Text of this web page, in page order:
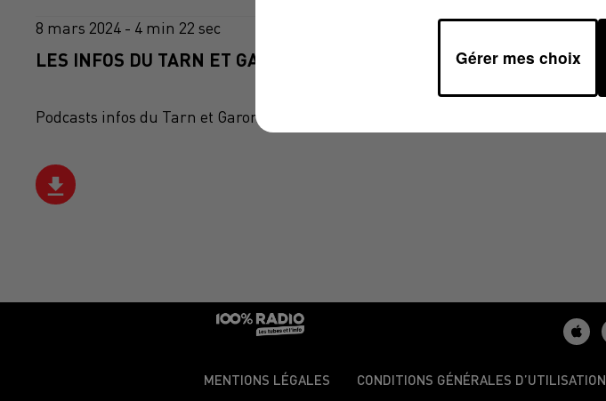
8 mars 2024 - 4 min 22 sec
LES INFOS DU TARN ET GARONNE DU 08/03/2024 À 18H00
Podcasts infos du Tarn et Garonne
MENTIONS LÉGALES CONDITIONS GÉNÉRALES D’UTILISATION
Gérer mes choix